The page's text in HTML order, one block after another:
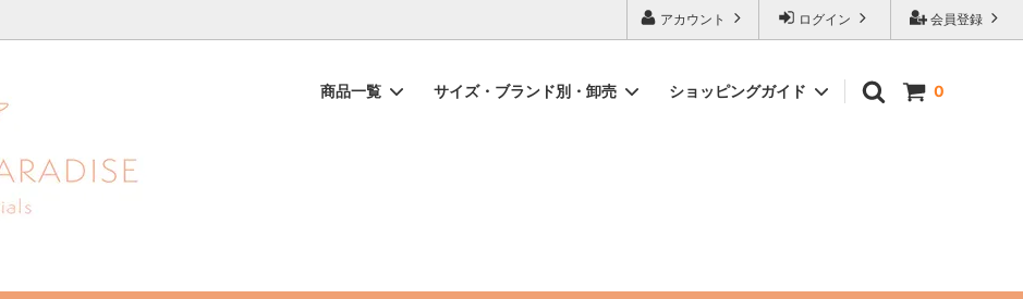
会員登録
ログイン
アカウント
0
商品一覧
ビキニトップス（一部SALE）
サイズ・ブランド別・卸売
新着商品
扱店専用ページ
ショッピングガイド
ハニーガールが他の水着と違う10の理由